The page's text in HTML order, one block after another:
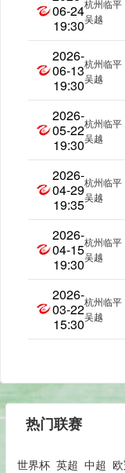
06-24
19:30
中乙
杭州临平
吴越
2026-
06-13
19:30
中乙
杭州临平
吴越
2026-
05-22
19:30
中乙
杭州临平
吴越
2026-
04-29
19:35
中乙
杭州临平
吴越
2026-
04-15
19:30
中乙
杭州临平
吴越
2026-
03-22
15:30
中乙
杭州临平
吴越
热门联赛
世界杯 英超 中超